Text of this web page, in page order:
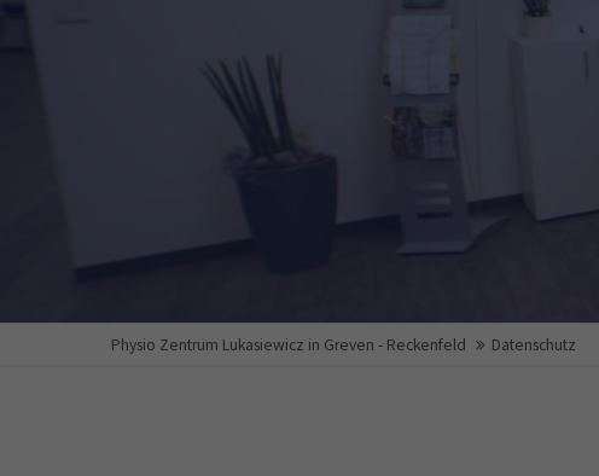
Physio Zentrum Lukasiewicz in Greven - Reckenfeld Datenschutz